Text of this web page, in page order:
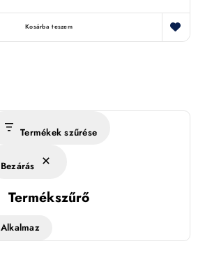
Kosárba teszem
Termékek szűrése
Bezárás
Termékszűrő
Alkalmaz